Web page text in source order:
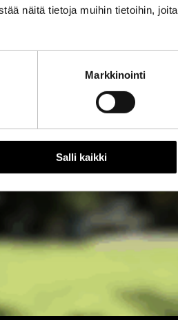
näitä tietoja muihin tietoihin, joita
Markkinointi
Salli kaikki